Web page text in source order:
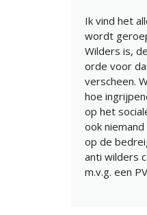
Ik vind het
wordt
Wilders is,
orde voor
verscheen.
hoe
op het
ook
op de
anti wilders
m.v.g. een